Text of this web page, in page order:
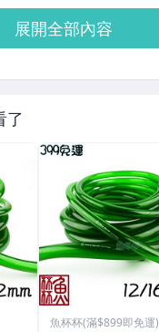
展開全部內容
了
魚杯杯(滿$899即免運)